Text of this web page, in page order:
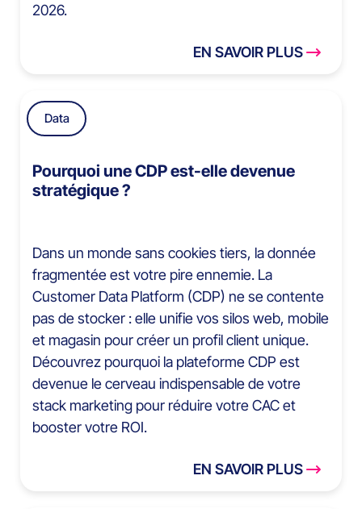
2026.
EN SAVOIR PLUS
Data
Pourquoi une CDP est-elle devenue
stratégique ?
Dans un monde sans cookies tiers, la donnée
fragmentée est votre pire ennemie. La
Customer Data Platform (CDP) ne se contente
pas de stocker : elle unifie vos silos web, mobile
et magasin pour créer un profil client unique.
Découvrez pourquoi la plateforme CDP est
devenue le cerveau indispensable de votre
stack marketing pour réduire votre CAC et
booster votre ROI.
EN SAVOIR PLUS